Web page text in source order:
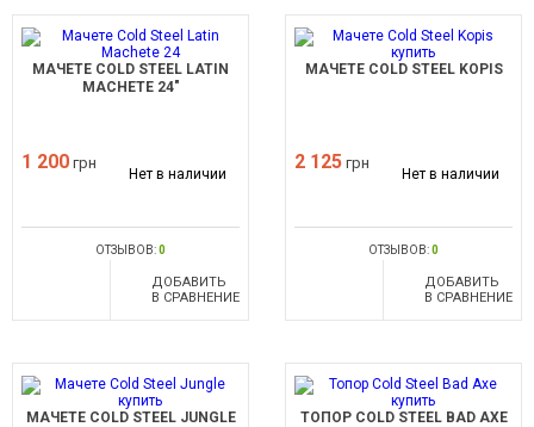
МАЧЕТЕ COLD STEEL LATIN
MACHETE 24"
1 200 грн
Нет в наличии
ОТЗЫВОВ:0
ДОБАВИТЬ
В СРАВНЕНИЕ
МАЧЕТЕ COLD STEEL KOPIS
2 125 грн
Нет в наличии
ОТЗЫВОВ:0
ДОБАВИТЬ
В СРАВНЕНИЕ
МАЧЕТЕ COLD STEEL JUNGLE ТОПОР COLD STEEL BAD AXE